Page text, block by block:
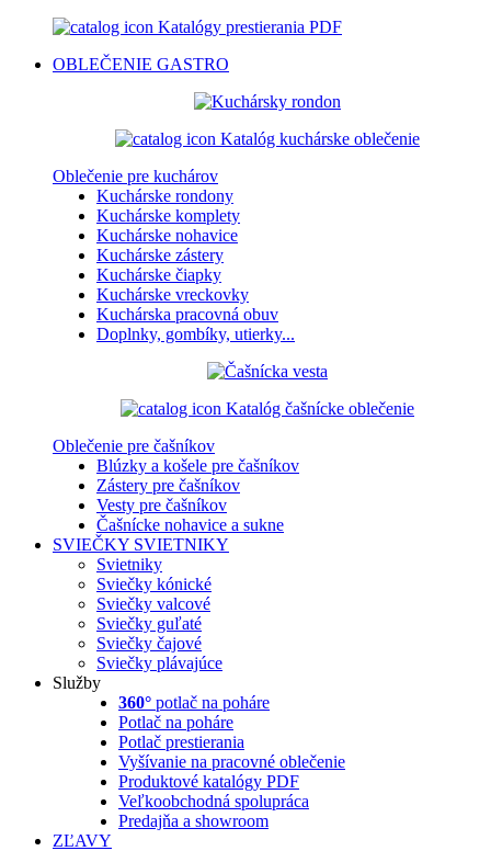
Katalógy prestierania PDF
OBLEČENIE GASTRO
Katalóg kuchárske oblečenie
Oblečenie pre kuchárov
Kuchárske rondony
Kuchárske komplety
Kuchárske nohavice
Kuchárske zástery
Kuchárske čiapky
Kuchárske vreckovky
Kuchárska pracovná obuv
Doplnky, gombíky, utierky...
Katalóg čašnícke oblečenie
Oblečenie pre čašníkov
Blúzky a košele pre čašníkov
Zástery pre čašníkov
Vesty pre čašníkov
Čašnícke nohavice a sukne
SVIEČKY SVIETNIKY
Svietniky
Sviečky kónické
Sviečky valcové
Sviečky guľaté
Sviečky čajové
Sviečky plávajúce
Služby
360° potlač na poháre
Potlač na poháre
Potlač prestierania
Vyšívanie na pracovné oblečenie
Produktové katalógy PDF
Veľkoobchodná spolupráca
Predajňa a showroom
ZĽAVY